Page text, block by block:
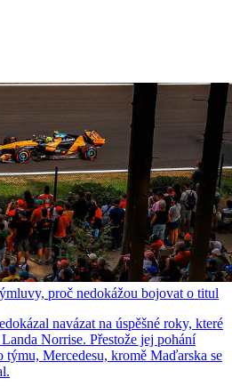
proč nedokážou bojovat o titul
navázat na úspěšné roky, které
Norrise. Přestože jej pohání
týmu, Mercedesu, kromě Maďarska se